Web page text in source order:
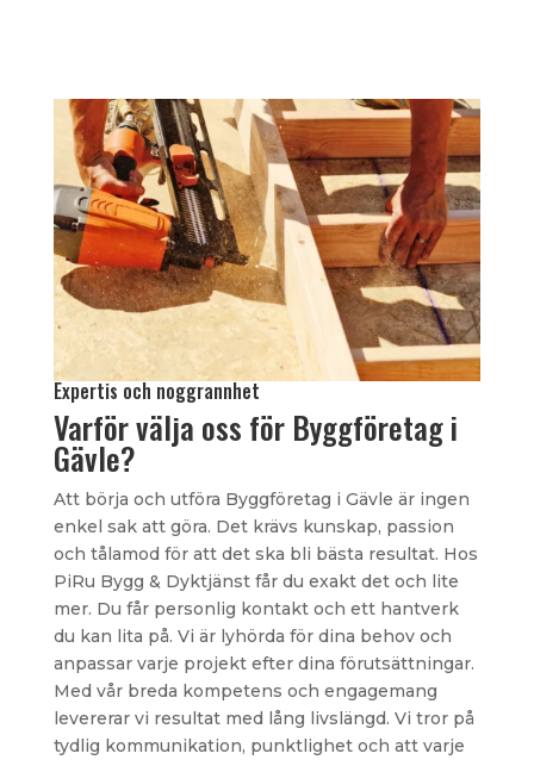
Expertis och noggrannhet
Varför välja oss för Byggföretag i
Gävle?
Att börja och utföra Byggföretag i Gävle är ingen
enkel sak att göra. Det krävs kunskap, passion
och tålamod för att det ska bli bästa resultat. Hos
PiRu Bygg & Dyktjänst får du exakt det och lite
mer. Du får personlig kontakt och ett hantverk
du kan lita på. Vi är lyhörda för dina behov och
anpassar varje projekt efter dina förutsättningar.
Med vår breda kompetens och engagemang
levererar vi resultat med lång livslängd. Vi tror på
tydlig kommunikation, punktlighet och att varje